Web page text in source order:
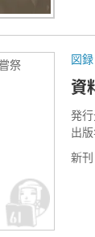
祭 図録
資
発行
出版
新刊